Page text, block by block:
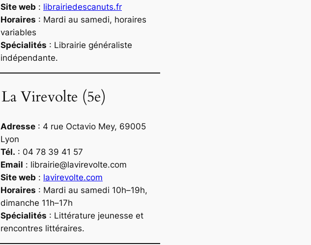
Site web : librairiedescanuts.fr
Horaires : Mardi au samedi, horaires
variables
Spécialités : Librairie généraliste
indépendante.
La Virevolte (5e)
Adresse : 4 rue Octavio Mey, 69005
Lyon
Tél. : 04 78 39 41 57
Email : librairie@lavirevolte.com
Site web : lavirevolte.com
Horaires : Mardi au samedi 10h–19h,
dimanche 11h–17h
Spécialités : Littérature jeunesse et
rencontres littéraires.